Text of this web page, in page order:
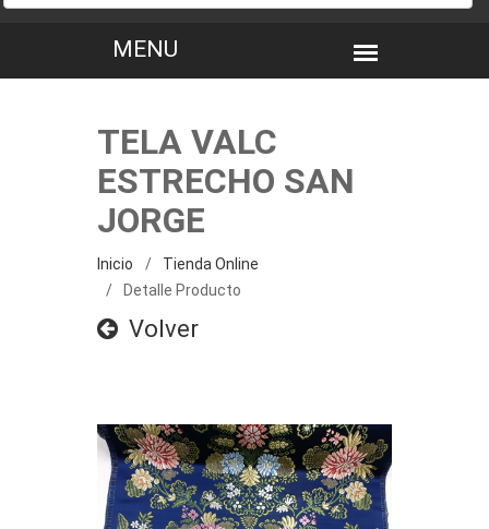
TELA VALC
ESTRECHO SAN
JORGE
Inicio
Tienda Online
Detalle Producto
Volver